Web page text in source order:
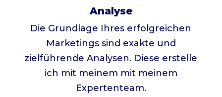
Analyse
Die Grundlage Ihres erfolgreichen
Marketings sind exakte und
zielführende Analysen. Diese erstelle
ich mit meinem mit meinem
Expertenteam.